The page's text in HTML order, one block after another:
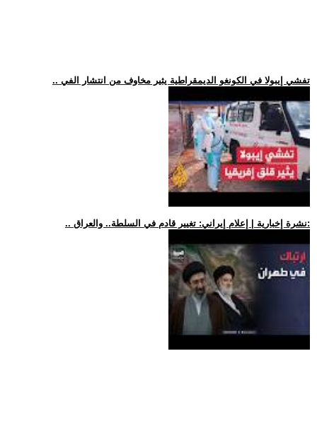
.. تفشي إيبولا في الكونغو الديمقراطية يثير مخاوف من انتشار الفي
.. نشرة إخبارية | إعلام إيراني: تغيير قادم في السلطة.. والعراق: